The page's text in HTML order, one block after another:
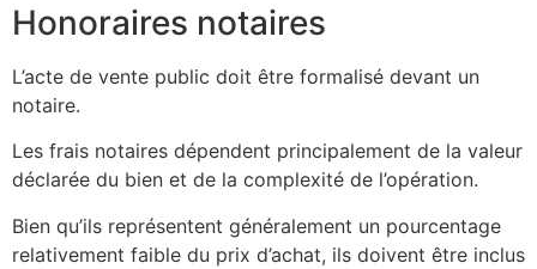
Honoraires notaires
L’acte de vente public doit être formalisé devant un
notaire.
Les frais notaires dépendent principalement de la valeur
déclarée du bien et de la complexité de l’opération.
Bien qu’ils représentent généralement un pourcentage
relativement faible du prix d’achat, ils doivent être inclus